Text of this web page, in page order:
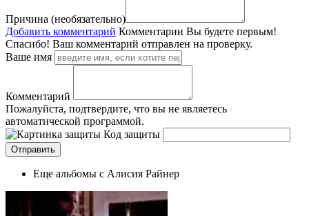
Причина (необязательно)
Добавить комментарий Комментарии Вы будете первым!
Спасибо! Ваш комментарий отправлен на проверку.
Ваше имя
Комментарий
Пожалуйста, подтвердите, что вы не являетесь
автоматической программой.
Код защиты
Еще альбомы с Алисия Райнер